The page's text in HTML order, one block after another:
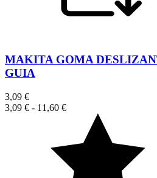
MAKITA GOMA
GUIA
3,09 €
3,09 € - 11,60 €